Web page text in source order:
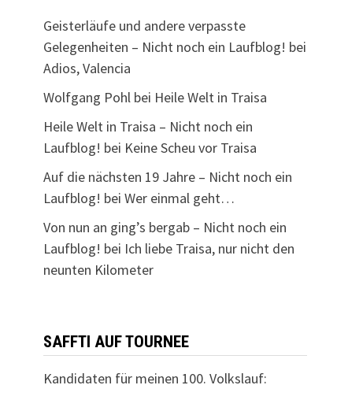
Geisterläufe und andere verpasste
Gelegenheiten – Nicht noch ein Laufblog! bei
Adios, Valencia
Wolfgang Pohlbei Heile Welt in Traisa
Heile Welt in Traisa – Nicht noch ein
Laufblog! bei Keine Scheu vor Traisa
Auf die nächsten 19 Jahre – Nicht noch ein
Laufblog! bei Wer einmal geht…
Von nun an ging’s bergab – Nicht noch ein
Laufblog! bei Ich liebe Traisa, nur nicht den
neunten Kilometer
SAFFTI AUF TOURNEE
Kandidaten für meinen 100. Volkslauf: